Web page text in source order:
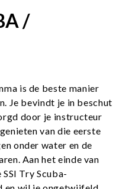
/
is de beste manier
Je bevindt je in beschut
door je instructeur
van die eerste
onder water en de
Aan het einde van
Try Scuba-